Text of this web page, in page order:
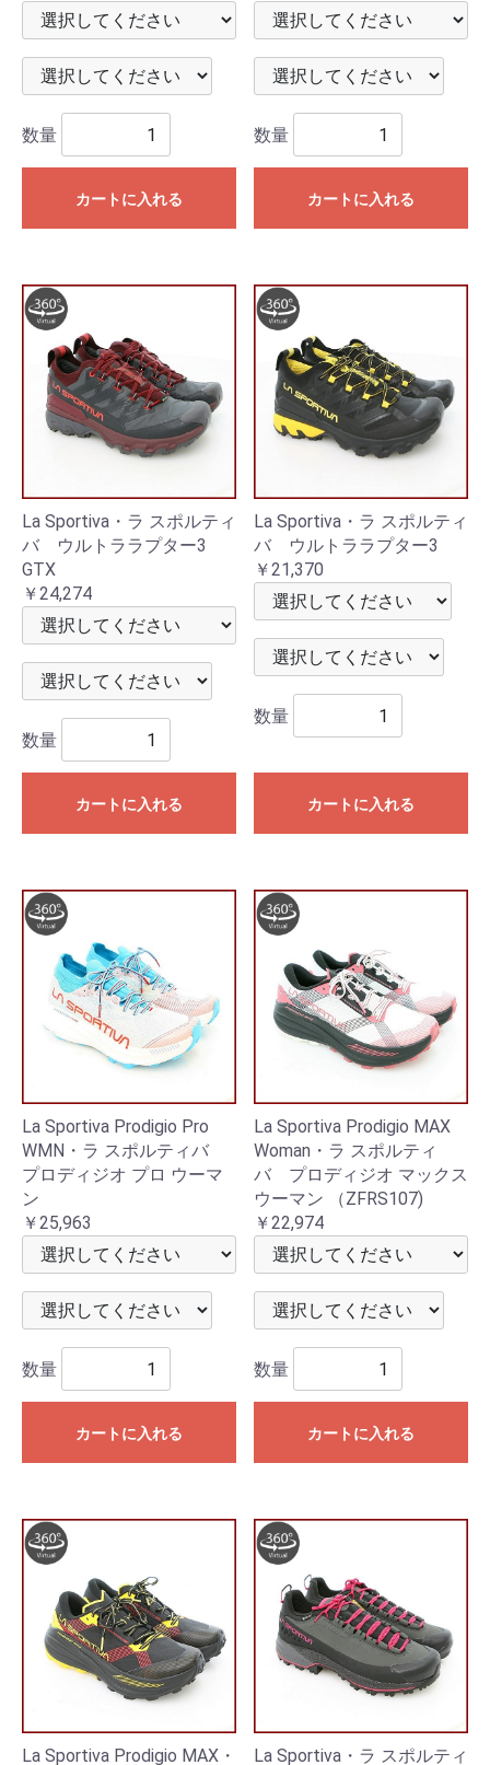
数量
カートに入れる
数量
カートに入れる
La Sportiva・ラ スポルティ
バ ウルトララプター3
GTX
￥24,274
数量
カートに入れる
La Sportiva・ラ スポルティ
バ ウルトララプター3
￥21,370
数量
カートに入れる
La Sportiva Prodigio Pro
WMN・ラ スポルティバ
プロディジオ プロ ウーマ
ン
￥25,963
数量
カートに入れる
La Sportiva Prodigio MAX
Woman・ラ スポルティ
バ プロディジオ マックス
ウーマン （ZFRS107)
￥22,974
数量
カートに入れる
La Sportiva Prodigio MAX・ La Sportiva・ラ スポルティ